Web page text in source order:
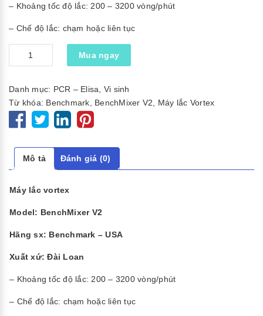
– Khoảng tốc độ lắc: 200 – 3200 vòng/phút
– Chế độ lắc: chạm hoặc liên tục
lượng
Mua ngay
Danh mục: PCR – Elisa
Vi sinh
Từ khóa: Benchmark BenchMixer V2 Máy lắc Vortex
Mô tả Đánh giá (0)
Máy lắc vortex
Model: BenchMixer V2
Hãng sx: Benchmark – USA
Xuất xứ: Đài Loan
– Khoảng tốc độ lắc: 200 – 3200 vòng/phút
– Chế độ lắc: chạm hoặc liên tục